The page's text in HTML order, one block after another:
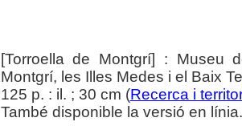
[Torroella de Montgrí] : Museu
Montgrí, les Illes Medes i el Baix
125 p. : il. ; 30 cm (Recerca i
També disponible la versió en